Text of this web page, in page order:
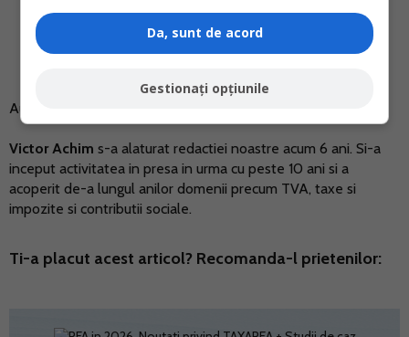
Autor:
Victor Achim s-a alaturat redactiei noastre acum 6 ani. Si-a
inceput activitatea in presa in urma cu peste 10 ani si a
acoperit de-a lungul anilor domenii precum TVA, taxe si
impozite si contributii sociale.
Ti-a placut acest articol? Recomanda-l prietenilor:
Da, sunt de acord
Gestionați opțiunile